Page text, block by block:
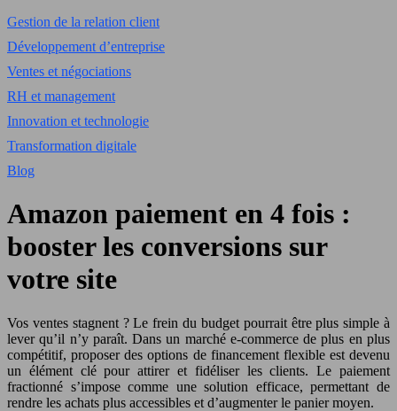
Gestion de la relation client
Développement d’entreprise
Ventes et négociations
RH et management
Innovation et technologie
Transformation digitale
Blog
Amazon paiement en 4 fois :
booster les conversions sur
votre site
Vos ventes stagnent ? Le frein du budget pourrait être plus simple à
lever qu’il n’y paraît. Dans un marché e-commerce de plus en plus
compétitif, proposer des options de financement flexible est devenu
un élément clé pour attirer et fidéliser les clients. Le paiement
fractionné s’impose comme une solution efficace, permettant de
rendre les achats plus accessibles et d’augmenter le panier moyen.